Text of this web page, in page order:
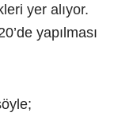
yer alıyor.
yapılması